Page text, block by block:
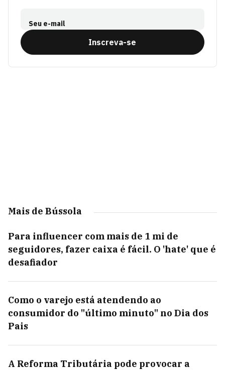
Seu e-mail
Inscreva-se
Mais de Bússola
Para influencer com mais de 1 mi de
seguidores, fazer caixa é fácil. O 'hate' que é
desafiador
Como o varejo está atendendo ao
consumidor do "último minuto" no Dia dos
Pais
A Reforma Tributária pode provocar a